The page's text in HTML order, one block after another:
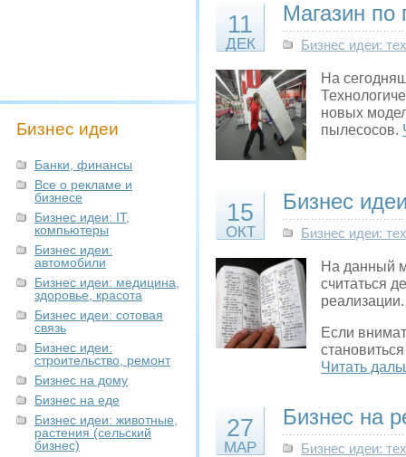
Бизнес идеи
Банки, финансы
Все о рекламе и
бизнесе
Бизнес идеи: IT,
компьютеры
Бизнес идеи:
автомобили
Бизнес идеи: медицина,
здоровье, красота
Бизнес идеи: сотовая
связь
Бизнес идеи:
строительство, ремонт
Бизнес на дому
Бизнес на еде
Бизнес идеи: животные,
растения (сельский
бизнес)
11
ДЕК
Магазин по
Бизнес идеи:
На
новых
пылесосов.
15
ОКТ
Бизнес
Бизнес идеи:
На данный
считаться
реализации.
Если
Читать
27
МАР
Бизнес на
Бизнес идеи: